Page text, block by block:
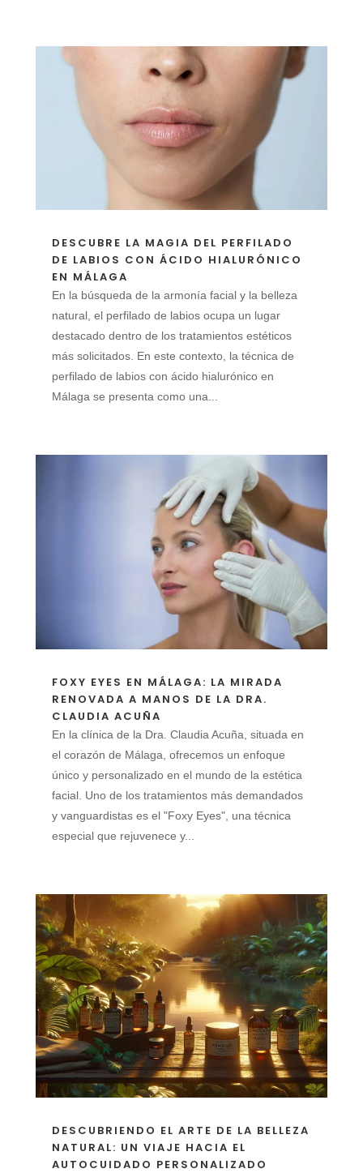
DESCUBRE LA MAGIA DEL PERFILADO
DE LABIOS CON ÁCIDO HIALURÓNICO
EN MÁLAGA
En la búsqueda de la armonía facial y la belleza
natural, el perfilado de labios ocupa un lugar
destacado dentro de los tratamientos estéticos
más solicitados. En este contexto, la técnica de
perfilado de labios con ácido hialurónico en
Málaga se presenta como una...
FOXY EYES EN MÁLAGA: LA MIRADA
RENOVADA A MANOS DE LA DRA.
CLAUDIA ACUÑA
En la clínica de la Dra. Claudia Acuña, situada en
el corazón de Málaga, ofrecemos un enfoque
único y personalizado en el mundo de la estética
facial. Uno de los tratamientos más demandados
y vanguardistas es el "Foxy Eyes", una técnica
especial que rejuvenece y...
DESCUBRIENDO EL ARTE DE LA BELLEZA
NATURAL: UN VIAJE HACIA EL
AUTOCUIDADO PERSONALIZADO